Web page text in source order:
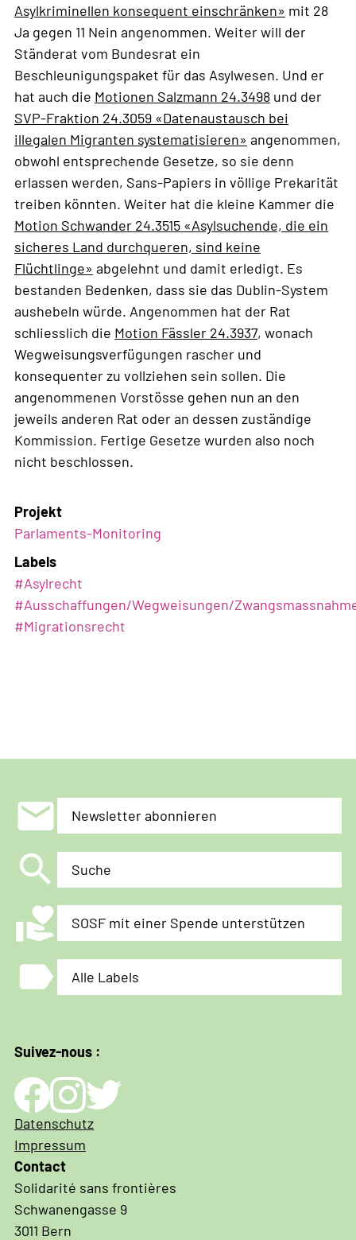
Asylkriminellen konsequent einschränken» mit 28
Ja gegen 11 Nein angenommen. Weiter will der
Ständerat vom Bundesrat ein
Beschleunigungspaket für das Asylwesen. Und er
hat auch die Motionen Salzmann 24.3498 und der
SVP-Fraktion 24.3059 «Datenaustausch bei
illegalen Migranten systematisieren» angenommen,
obwohl entsprechende Gesetze, so sie denn
erlassen werden, Sans-Papiers in völlige Prekarität
treiben könnten. Weiter hat die kleine Kammer die
Motion Schwander 24.3515 «Asylsuchende, die ein
sicheres Land durchqueren, sind keine
Flüchtlinge» abgelehnt und damit erledigt. Es
bestanden Bedenken, dass sie das Dublin-System
aushebeln würde. Angenommen hat der Rat
schliesslich die Motion Fässler 24.3937, wonach
Wegweisungsverfügungen rascher und
konsequenter zu vollziehen sein sollen. Die
angenommenen Vorstösse gehen nun an den
jeweils anderen Rat oder an dessen zuständige
Kommission. Fertige Gesetze wurden also noch
nicht beschlossen.
Projekt
Parlaments-Monitoring
Labels
#Asylrecht
#Ausschaffungen/Wegweisungen/
#Migrationsrecht
mail Newsletter abonnieren
search Suche
volunteer_activism SOSF mit einer Spende unterstützen
label Alle Labels
Suivez-nous :
Impressum
und
Datenschutz
Datenschutz
Impressum
Contact
Solidarité sans frontières
Schwanengasse 9
3011 Bern